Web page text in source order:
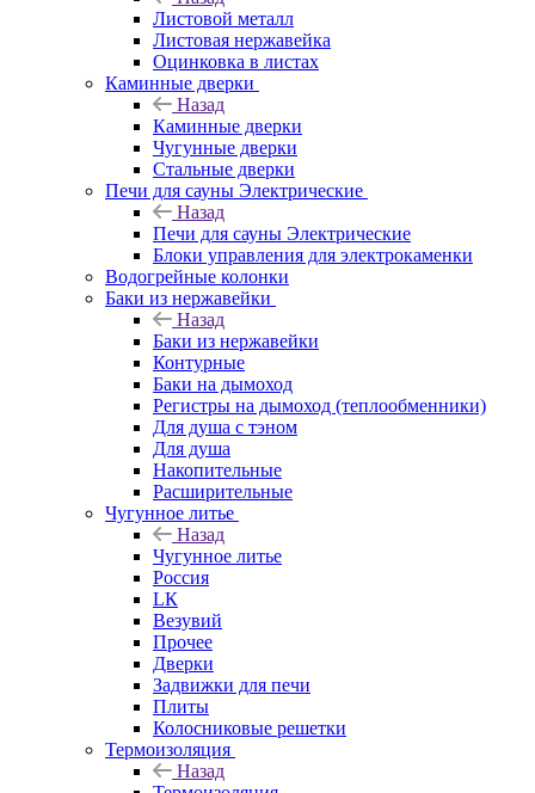
Листовой металл
Листовая нержавейка
Оцинковка в листах
Каминные дверки
Назад
Каминные дверки
Чугунные дверки
Стальные дверки
Печи для сауны Электрические
Назад
Печи для сауны Электрические
Блоки управления для электрокаменки
Водогрейные колонки
Баки из нержавейки
Назад
Баки из нержавейки
Контурные
Баки на дымоход
Регистры на дымоход (теплообменники)
Для душа с тэном
Для душа
Накопительные
Расширительные
Чугунное литье
Назад
Чугунное литье
Россия
LК
Везувий
Прочее
Дверки
Задвижки для печи
Плиты
Колосниковые решетки
Термоизоляция
Назад